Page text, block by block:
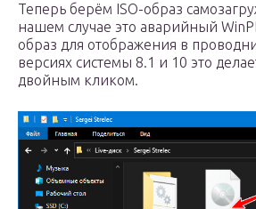
Теперь берём ISO-образ
нашем случае это аварийный
образ для отображения в
версиях системы 8.1 и 10 это
двойным кликом.